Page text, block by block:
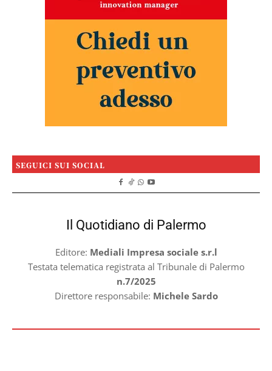
SEGUICI SUI SOCIAL
Il Quotidiano di Palermo
Editore: Mediali Impresa sociale s.r.l
Testata telematica registrata al Tribunale di Palermo
n.7/2025
Direttore responsabile: Michele Sardo